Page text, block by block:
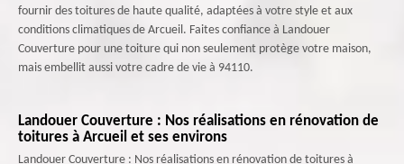
fournir des toitures de haute qualité, adaptées à votre style et aux
conditions climatiques de Arcueil. Faites confiance à Landouer
Couverture pour une toiture qui non seulement protège votre maison,
mais embellit aussi votre cadre de vie à 94110.
Landouer Couverture : Nos réalisations en rénovation de
toitures à Arcueil et ses environs
Landouer Couverture : Nos réalisations en rénovation de toitures à